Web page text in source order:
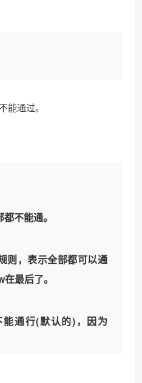
能通过。
不能通。
则，表示全部都可以通
最后了。
通行(默认的)，因为